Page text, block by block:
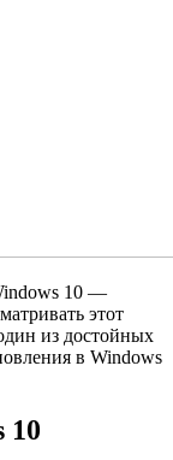
10 —
этот
из достойных
в Windows
10